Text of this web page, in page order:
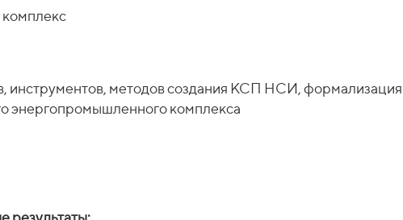
инструментов, методов создания КСП НСИ,
энергопромышленного комплекса